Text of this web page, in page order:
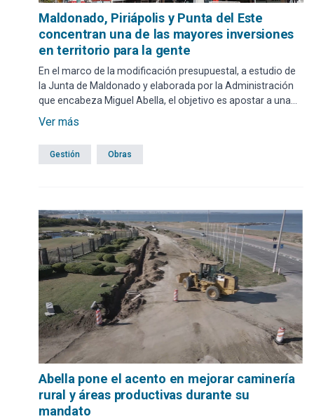
Maldonado, Piriápolis y Punta del Este
concentran una de las mayores inversiones
en territorio para la gente
En el marco de la modificación presupuestal, a estudio de
la Junta de Maldonado y elaborada por la Administración
que encabeza Miguel Abella, el objetivo es apostar a una
descentralización verdadera para que cada recurso llegue
Ver más
Gestión Obras
Abella pone el acento en mejorar caminería
rural y áreas productivas durante su
mandato